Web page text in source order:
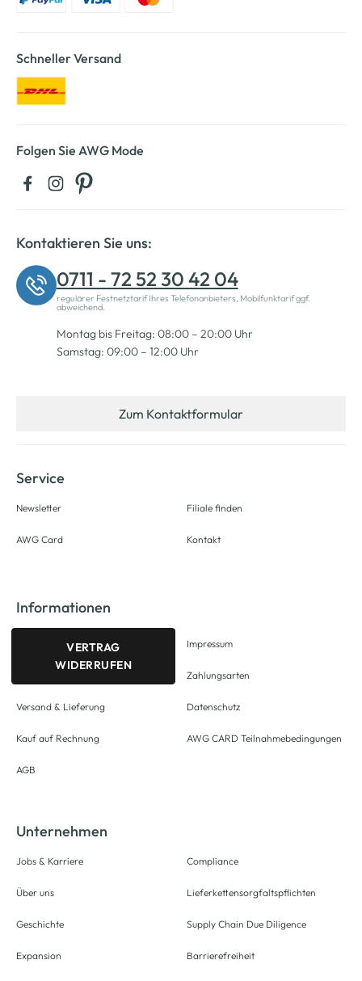
Schneller Versand
Folgen Sie AWG Mode
Kontaktieren Sie uns:
0711 - 72 52 30 42 04
regulärer Festnetztarif Ihres Telefonanbieters, Mobilfunktarif ggf.
abweichend.
Montag bis Freitag: 08:00 – 20:00 Uhr
Samstag: 09:00 – 12:00 Uhr
Zum Kontaktformular
Service
Newsletter
AWG Card
Filiale finden
Kontakt
Informationen
VERTRAG
WIDERRUFEN
Versand & Lieferung
Kauf auf Rechnung
AGB
Impressum
Zahlungsarten
Datenschutz
AWG CARD Teilnahmebedingungen
Unternehmen
Jobs & Karriere
Über uns
Geschichte
Expansion
Compliance
Lieferkettensorgfaltspflichten
Supply Chain Due Diligence
Barrierefreiheit